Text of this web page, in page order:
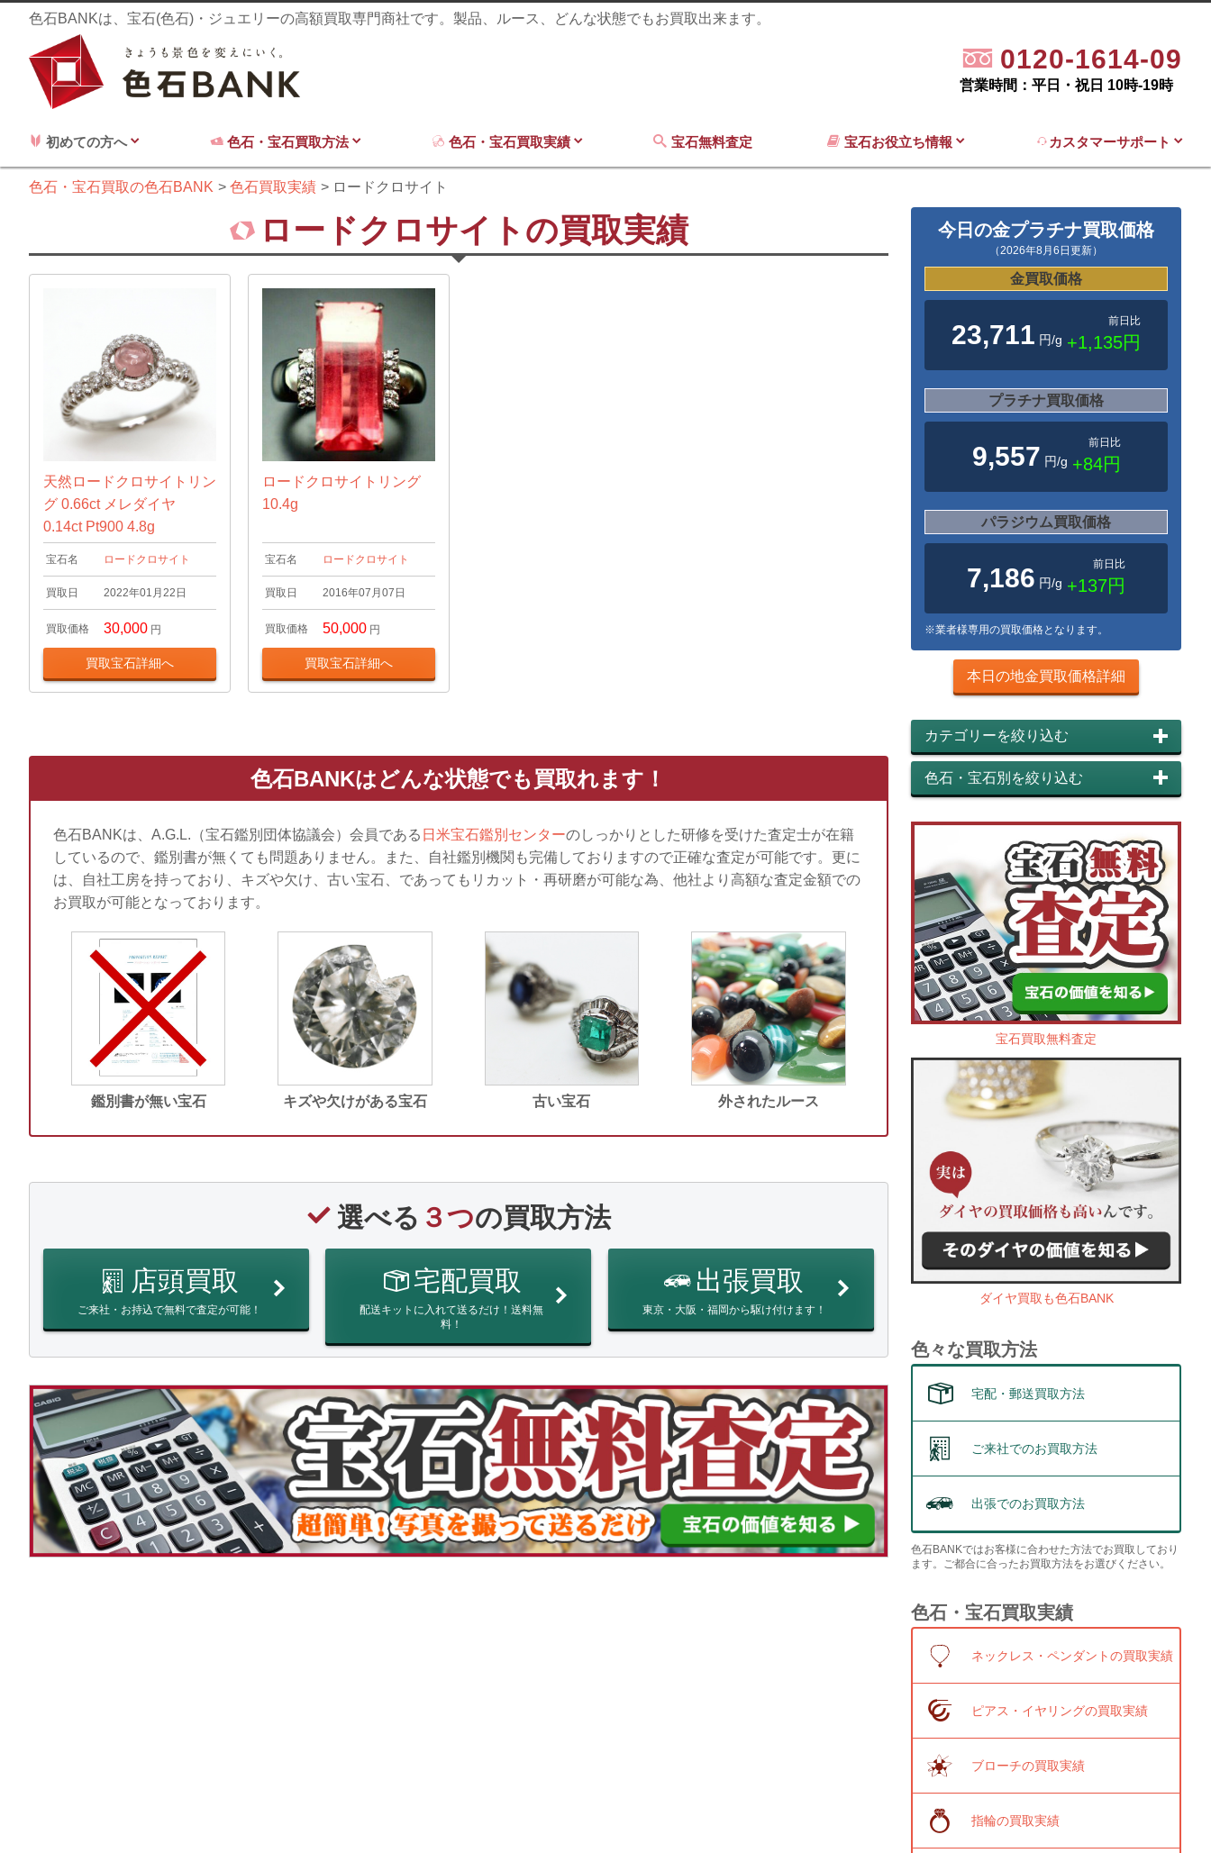
色石BANKは、宝石(色石)・ジュエリーの高額買取専門商社です。製品、ルース、どんな状態でもお買取出来ます。
0120-1614-09
営業時間：平日・祝日 10時-19時
初めての方へ 色石・宝石買取方法 色石・宝石買取実績 宝石無料査定 宝石お役立ち情報 カスタマーサポート
色石・宝石買取の色石BANK 色石買取実績 ロードクロサイト
ロードクロサイトの買取実績
天然ロードクロサイトリン
グ 0.66ct メレダイヤ
0.14ct Pt900 4.8g
宝石名 ロードクロサイト
買取日 2022年01月22日
買取価格 30,000 円
買取宝石詳細へ
ロードクロサイトリング
10.4g
宝石名 ロードクロサイト
買取日 2016年07月07日
買取価格 50,000 円
買取宝石詳細へ
色石BANKはどんな状態でも買取れます！
色石BANKは、A.G.L.（宝石鑑別団体協議会）会員である 日米宝石鑑別センターのしっかりとした研修を受けた査定士が在籍
しているので、鑑別書が無くても問題ありません。また、自社鑑別機関も完備しておりますので正確な査定が可能です。更に
は、自社工房を持っており、キズや欠け、古い宝石、であってもリカット・再研磨が可能な為、他社より高額な査定金額での
お買取が可能となっております。
鑑別書が無い宝石 キズや欠けがある宝石 古い宝石 外されたルース
選べる ３つの買取方法
店頭買取
ご来社・お持込で無料で査定が可能！
宅配買取
配送キットに入れて送るだけ！送料無
料！
出張買取
東京・大阪・福岡から駆け付けます！
今日の金プラチナ買取価格
（2026年8月6日更新）
金買取価格
23,711 円/g
前日比
+1,135円
プラチナ買取価格
9,557 円/g
前日比
+84円
パラジウム買取価格
7,186 円/g
前日比
+137円
※業者様専用の買取価格となります。
本日の地金買取価格詳細
カテゴリーを絞り込む
色石・宝石別を絞り込む
宝石買取無料査定
ダイヤ買取も色石BANK
色々な買取方法
宅配・郵送買取方法
ご来社でのお買取方法
出張でのお買取方法
色石BANKではお客様に合わせた方法でお買取しており
ます。ご都合に合ったお買取方法をお選びください。
色石・宝石買取実績
ネックレス・ペンダントの買取実績
ピアス・イヤリングの買取実績
ブローチの買取実績
指輪の買取実績